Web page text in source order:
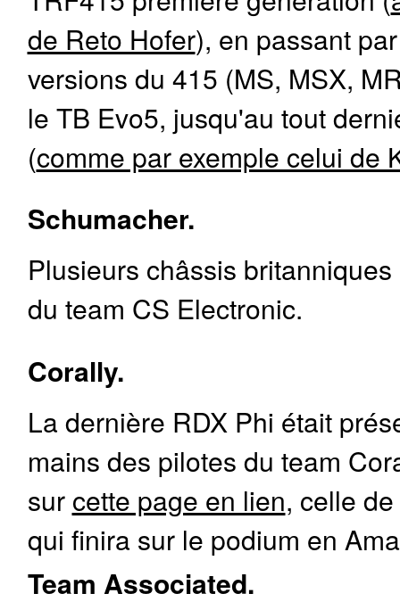
de Reto Hofer), en passant
versions du 415 (MS, MSX,
le TB Evo5, jusqu'au tout
(comme par exemple celui de
Schumacher.
Plusieurs châssis
du team CS Electronic.
Corally.
La dernière RDX Phi était
mains des pilotes du team
sur cette page en lien, celle
qui finira sur le podium en
Team Associated.